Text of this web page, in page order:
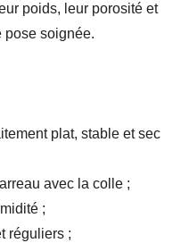
poids, leur porosité et
pose soignée.
plat, stable et sec
avec la colle ;
;
réguliers ;